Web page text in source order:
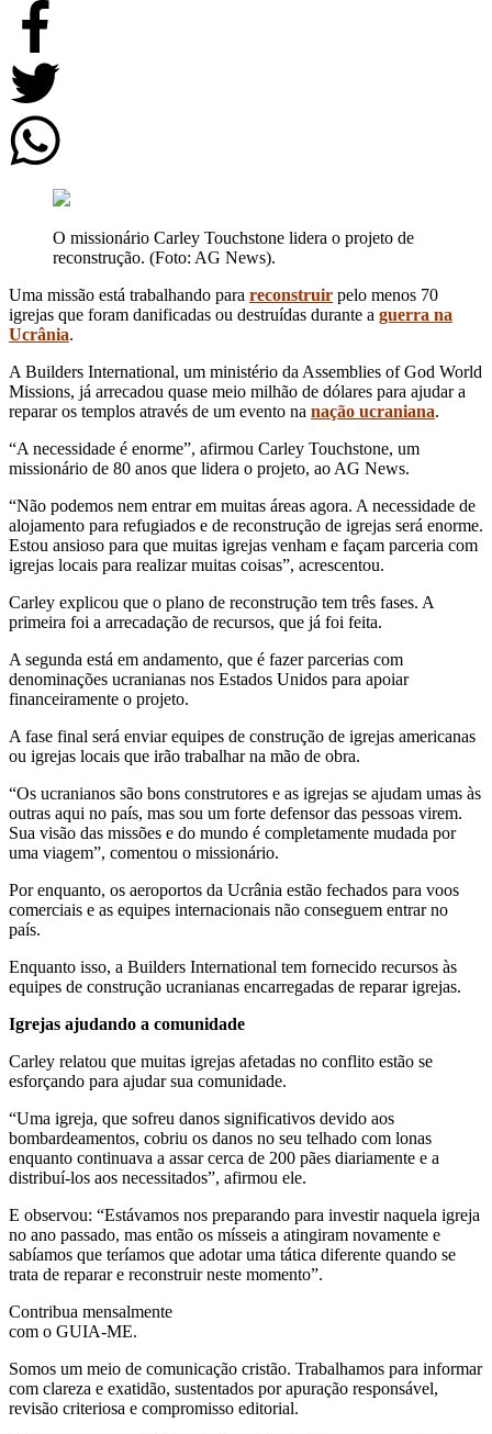
O missionário Carley Touchstone lidera o projeto de
reconstrução. (Foto: AG News).
Uma missão está trabalhando para reconstruir pelo menos 70
igrejas que foram danificadas ou destruídas durante a guerra na
Ucrânia.
A Builders International, um ministério da Assemblies of God World
Missions, já arrecadou quase meio milhão de dólares para ajudar a
reparar os templos através de um evento na nação ucraniana.
“A necessidade é enorme”, afirmou Carley Touchstone, um
missionário de 80 anos que lidera o projeto, ao AG News.
“Não podemos nem entrar em muitas áreas agora. A necessidade de
alojamento para refugiados e de reconstrução de igrejas será enorme.
Estou ansioso para que muitas igrejas venham e façam parceria com
igrejas locais para realizar muitas coisas”, acrescentou.
Carley explicou que o plano de reconstrução tem três fases. A
primeira foi a arrecadação de recursos, que já foi feita.
A segunda está em andamento, que é fazer parcerias com
denominações ucranianas nos Estados Unidos para apoiar
financeiramente o projeto.
A fase final será enviar equipes de construção de igrejas americanas
ou igrejas locais que irão trabalhar na mão de obra.
“Os ucranianos são bons construtores e as igrejas se ajudam umas às
outras aqui no país, mas sou um forte defensor das pessoas virem.
Sua visão das missões e do mundo é completamente mudada por
uma viagem”, comentou o missionário.
Por enquanto, os aeroportos da Ucrânia estão fechados para voos
comerciais e as equipes internacionais não conseguem entrar no
país.
Enquanto isso, a Builders International tem fornecido recursos às
equipes de construção ucranianas encarregadas de reparar igrejas.
Igrejas ajudando a comunidade
Carley relatou que muitas igrejas afetadas no conflito estão se
esforçando para ajudar sua comunidade.
“Uma igreja, que sofreu danos significativos devido aos
bombardeamentos, cobriu os danos no seu telhado com lonas
enquanto continuava a assar cerca de 200 pães diariamente e a
distribuí-los aos necessitados”, afirmou ele.
E observou: “Estávamos nos preparando para investir naquela igreja
no ano passado, mas então os mísseis a atingiram novamente e
sabíamos que teríamos que adotar uma tática diferente quando se
trata de reparar e reconstruir neste momento”.
Contribua mensalmente
com o GUIA-ME.
Somos um meio de comunicação cristão. Trabalhamos para informar
com clareza e exatidão, sustentados por apuração responsável,
revisão criteriosa e compromisso editorial.